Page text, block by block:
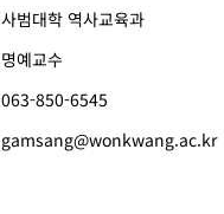
사범대학 역사교육과
명예교수
063-850-6545
gamsang@wonkwang.ac.kr